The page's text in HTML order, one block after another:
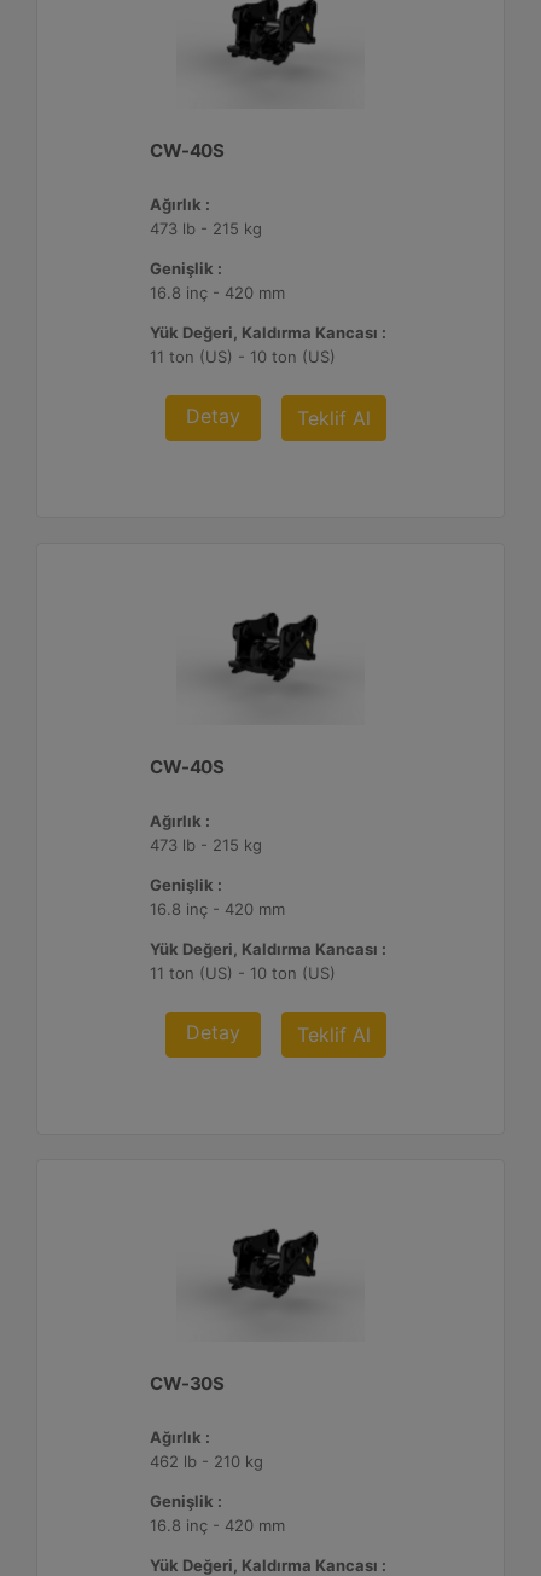
CW-40S
Ağırlık :
473 lb - 215 kg
Genişlik :
16.8 inç - 420 mm
Yük Değeri, Kaldırma Kancası :
11 ton (US) - 10 ton (US)
Detay Teklif Al
CW-40S
Ağırlık :
473 lb - 215 kg
Genişlik :
16.8 inç - 420 mm
Yük Değeri, Kaldırma Kancası :
11 ton (US) - 10 ton (US)
Detay Teklif Al
CW-30S
Ağırlık :
462 lb - 210 kg
Genişlik :
16.8 inç - 420 mm
Yük Değeri, Kaldırma Kancası :